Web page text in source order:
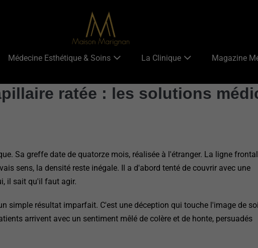
Médecine Esthétique & Soins La Clinique Magazine
ratée : les solutions
Sa greffe date de quatorze mois, réalisée à l'étranger. La ligne
sens, la densité reste inégale. Il a d'abord tenté de couvrir avec une
il sait qu'il faut agir.
simple résultat imparfait. C'est une déception qui touche l'image de
arrivent avec un sentiment mêlé de colère et de honte, persuadés